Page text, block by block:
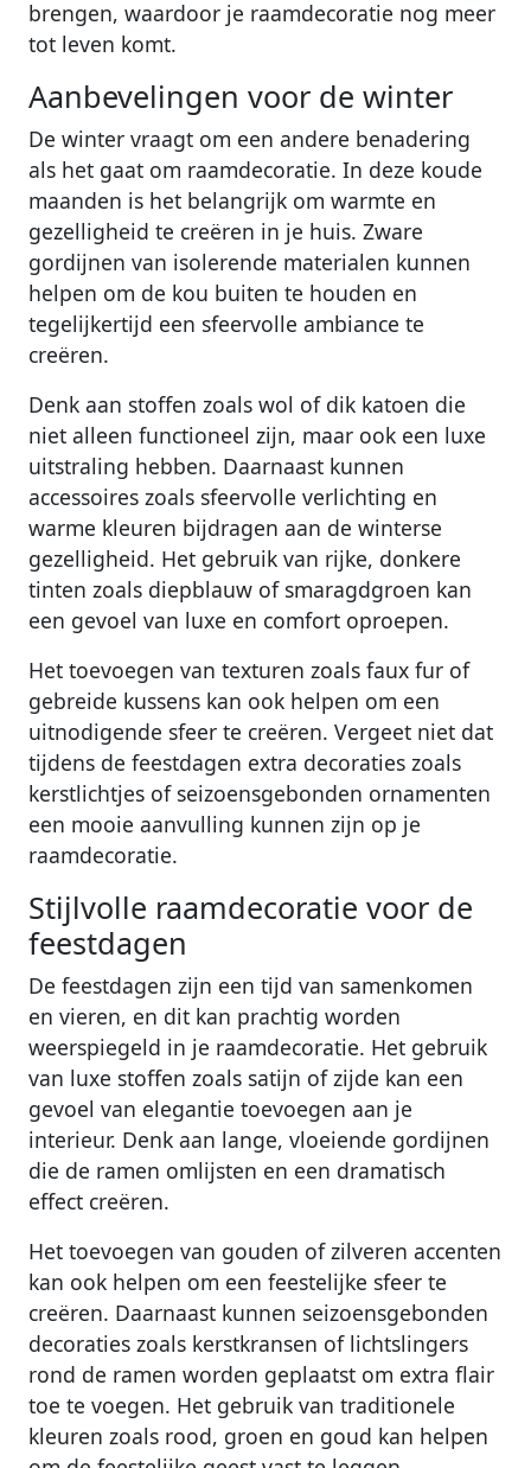
brengen, waardoor je raamdecoratie nog meer
tot leven komt.
Aanbevelingen voor de winter
De winter vraagt om een andere benadering
als het gaat om raamdecoratie. In deze koude
maanden is het belangrijk om warmte en
gezelligheid te creëren in je huis. Zware
gordijnen van isolerende materialen kunnen
helpen om de kou buiten te houden en
tegelijkertijd een sfeervolle ambiance te
creëren.
Denk aan stoffen zoals wol of dik katoen die
niet alleen functioneel zijn, maar ook een luxe
uitstraling hebben. Daarnaast kunnen
accessoires zoals sfeervolle verlichting en
warme kleuren bijdragen aan de winterse
gezelligheid. Het gebruik van rijke, donkere
tinten zoals diepblauw of smaragdgroen kan
een gevoel van luxe en comfort oproepen.
Het toevoegen van texturen zoals faux fur of
gebreide kussens kan ook helpen om een
uitnodigende sfeer te creëren. Vergeet niet dat
tijdens de feestdagen extra decoraties zoals
kerstlichtjes of seizoensgebonden ornamenten
een mooie aanvulling kunnen zijn op je
raamdecoratie.
Stijlvolle raamdecoratie voor de
feestdagen
De feestdagen zijn een tijd van samenkomen
en vieren, en dit kan prachtig worden
weerspiegeld in je raamdecoratie. Het gebruik
van luxe stoffen zoals satijn of zijde kan een
gevoel van elegantie toevoegen aan je
interieur. Denk aan lange, vloeiende gordijnen
die de ramen omlijsten en een dramatisch
effect creëren.
Het toevoegen van gouden of zilveren accenten
kan ook helpen om een feestelijke sfeer te
creëren. Daarnaast kunnen seizoensgebonden
decoraties zoals kerstkransen of lichtslingers
rond de ramen worden geplaatst om extra flair
toe te voegen. Het gebruik van traditionele
kleuren zoals rood, groen en goud kan helpen